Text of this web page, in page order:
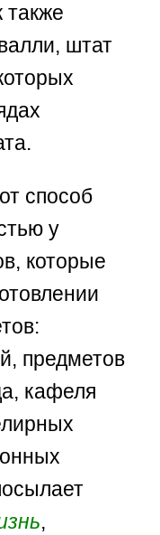
также
штат
способ
у
которые
предметов
кафеля
,